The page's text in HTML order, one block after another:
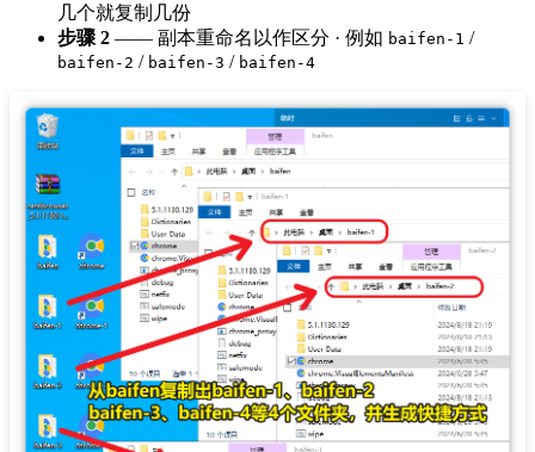
几个就复制几份
步骤 2 —— 副本重命名以作区分 · 例如 baifen-1 /
baifen-2 / baifen-3 / baifen-4